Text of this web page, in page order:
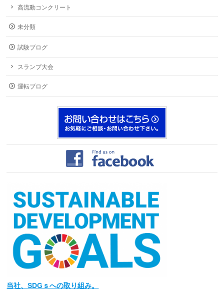
高流動コンクリート
未分類
試験ブログ
スランプ大会
運転ブログ
当社、SDGｓへの取り組み。